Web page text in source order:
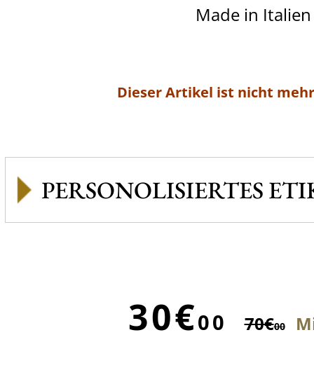
Made in Italien
Dieser Artikel ist nicht
PERSONOLISIERTES
30€00 70€00